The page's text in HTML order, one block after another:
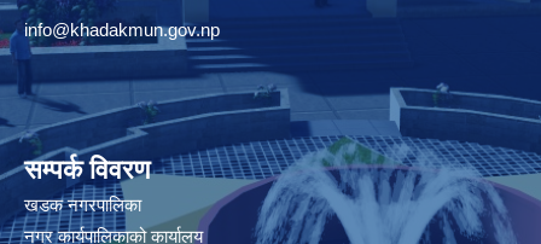
info@khadakmun.gov.np
सम्पर्क विवरण
खडक नगरपालिका
नगर कार्यपालिकाको कार्यालय